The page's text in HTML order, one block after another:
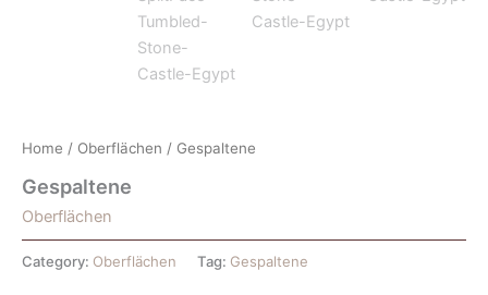
Home / Oberflächen / Gespaltene
Gespaltene
Oberflächen
Category: Oberflächen Tag: Gespaltene